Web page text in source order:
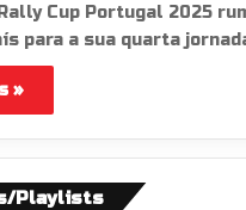
Cup Portugal 2025
para a sua quarta
»
Playlists